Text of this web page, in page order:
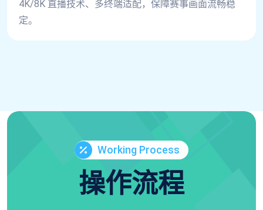
4K/8K 直播技术、多终端适配，保障赛事画面流畅稳
定。
Working Process
操作流程